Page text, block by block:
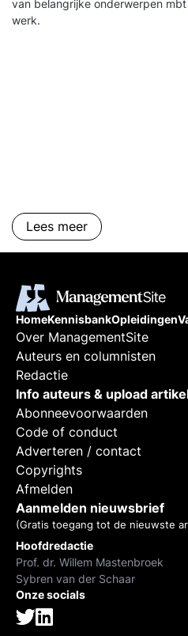
van belangrijke onderwerpen mbt
werk.
Lees meer
HomeKennisbankOpleidingen
Over ManagementSite
Auteurs en columnisten
Redactie
Info auteurs & upload
Abonneevoorwaarden
Code of conduct
Adverteren / contact
Copyrights
Afmelden
Aanmelden nieuwsbrief
(Gratis toegang tot de nieuwste
Hoofdredactie
Prof. dr. Willem Mastenbroek
Sybren van der Schaar
Onze socials